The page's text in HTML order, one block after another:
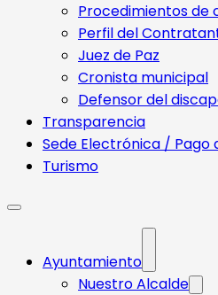
Procedimientos de
Perfil del
Juez de Paz
Cronista municipal
Defensor del
Transparencia
Sede Electrónica / Pago
Turismo
Ayuntamiento
Nuestro Alcalde